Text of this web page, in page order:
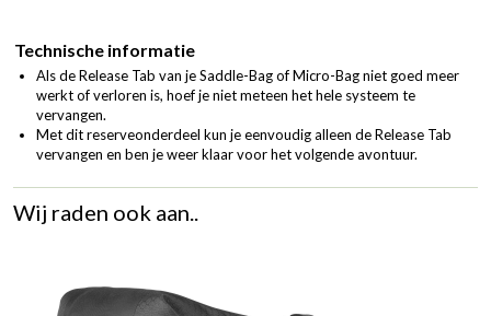
Technische informatie
Als de Release Tab van je Saddle-Bag of Micro-Bag niet goed meer
werkt of verloren is, hoef je niet meteen het hele systeem te
vervangen.
Met dit reserveonderdeel kun je eenvoudig alleen de Release Tab
vervangen en ben je weer klaar voor het volgende avontuur.
Wij raden ook aan..